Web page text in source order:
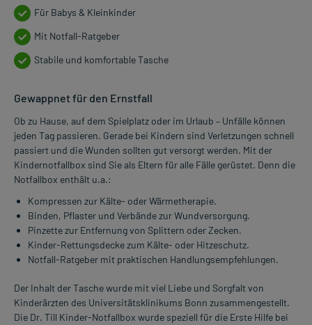
Für Babys & Kleinkinder
Mit Notfall-Ratgeber
Stabile und komfortable Tasche
Gewappnet für den Ernstfall
Ob zu Hause, auf dem Spielplatz oder im Urlaub – Unfälle können
jeden Tag passieren. Gerade bei Kindern sind Verletzungen schnell
passiert und die Wunden sollten gut versorgt werden. Mit der
Kindernotfallbox sind Sie als Eltern für alle Fälle gerüstet. Denn die
Notfallbox enthält u.a.:
Kompressen zur Kälte- oder Wärmetherapie.
Binden, Pflaster und Verbände zur Wundversorgung.
Pinzette zur Entfernung von Splittern oder Zecken.
Kinder-Rettungsdecke zum Kälte- oder Hitzeschutz.
Notfall-Ratgeber mit praktischen Handlungsempfehlungen.
Der Inhalt der Tasche wurde mit viel Liebe und Sorgfalt von
Kinderärzten des Universitätsklinikums Bonn zusammengestellt.
Die Dr. Till Kinder-Notfallbox wurde speziell für die Erste Hilfe bei